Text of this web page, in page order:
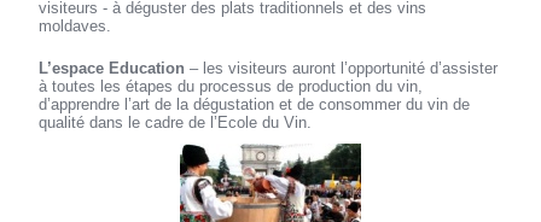
visiteurs - à déguster des plats traditionnels et des vins
moldaves.
L’espace Education – les visiteurs auront l’opportunité d’assister
à toutes les étapes du processus de production du vin,
d’apprendre l’art de la dégustation et de consommer du vin de
qualité dans le cadre de l’Ecole du Vin.